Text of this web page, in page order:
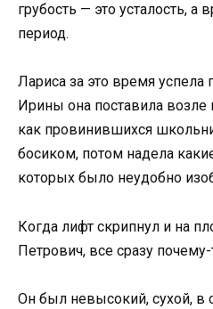
грубость — это усталость,
период.
Лариса за это время успела
Ирины она поставила возле
как провинившихся
босиком, потом надела
которых было неудобно
Когда лифт скрипнул и на
Петрович, все сразу
Он был невысокий, сухой, в